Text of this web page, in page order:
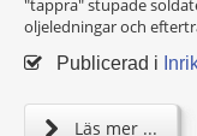
"tappra" stupade
oljeledningar och
Publicerad i
Läs mer ...